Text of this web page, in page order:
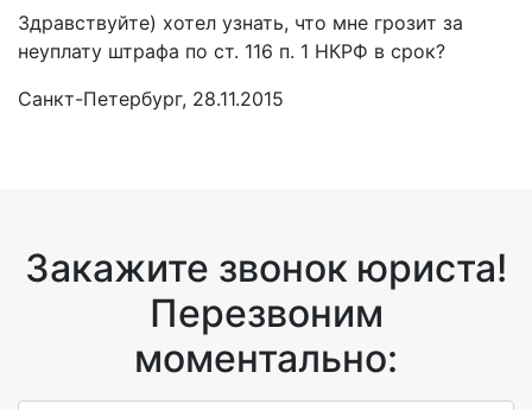
Здравствуйте) хотел узнать, что мне грозит за
неуплату штрафа по ст. 116 п. 1 НКРФ в срок?
Санкт-Петербург, 28.11.2015
Закажите звонок юриста!
Перезвоним
моментально: